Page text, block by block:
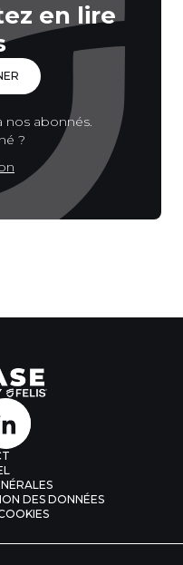
en lire
nos abonnés.
?
DES DONNÉES